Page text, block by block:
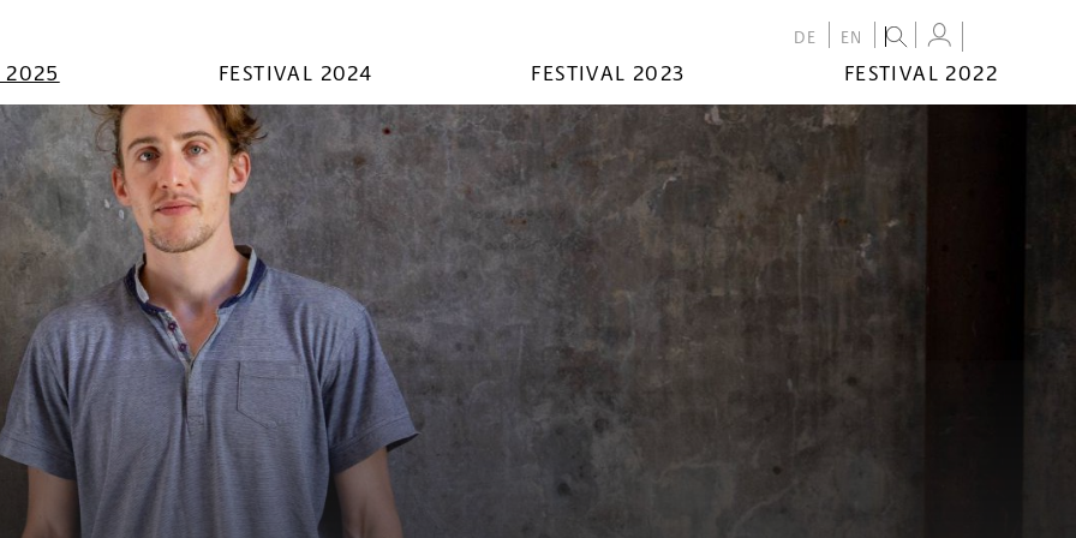
DE EN
2025 FESTIVAL 2024 FESTIVAL 2023 FESTIVAL 2022